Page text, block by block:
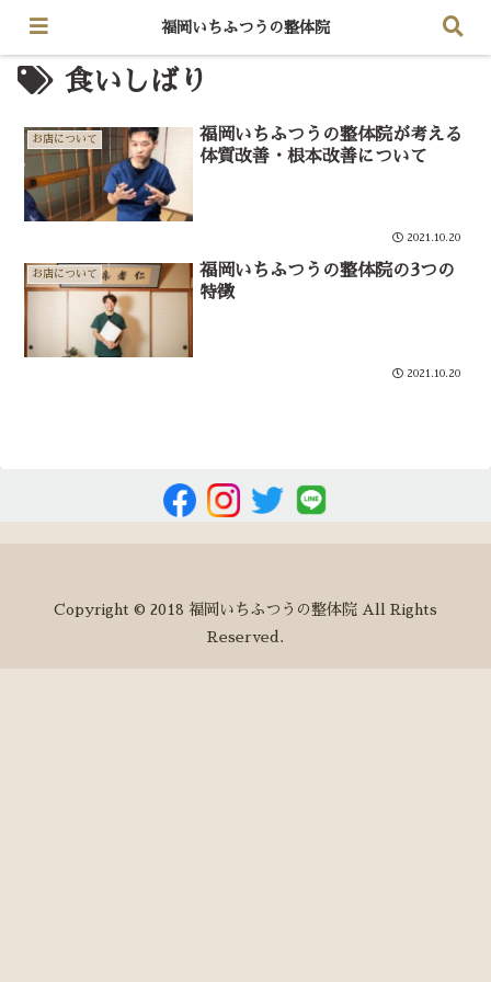
食いしばり
お店について
福岡いちふつうの整体院が考える
体質改善・根本改善について
2021.10.20
お店について
福岡いちふつうの整体院の3つの
特徴
2021.10.20
Copyright © 2018 福岡いちふつうの整体院 All Rights
Reserved.
福岡いちふつうの整体院